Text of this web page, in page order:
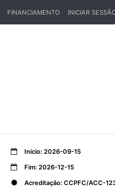
FINANCIAMENTO INICIAR
Início: 2026-09-15
Fim: 2026-12-15
Acreditação: CCPFC/ACC-